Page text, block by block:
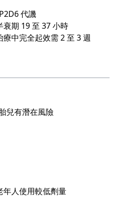
代譏
期 19 至 37 小時
中完全起效需 2 至 3 週
兒有潛在風險
年人使用較低劑量